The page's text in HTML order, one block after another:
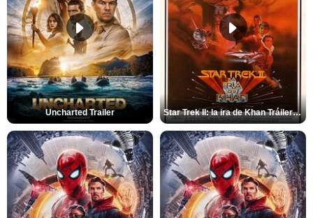
Uncharted Trailer Star Trek II: la ira de Khan Tráiler VO